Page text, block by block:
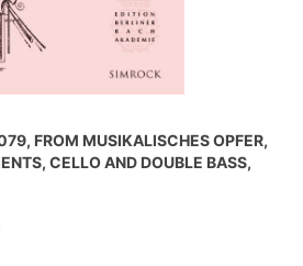
FROM MUSIKALISCHES OPFER,
CELLO AND DOUBLE BASS,